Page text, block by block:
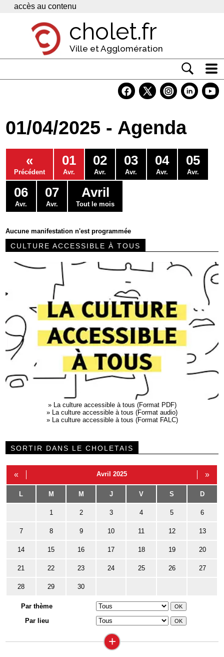
Panneau de gestion des cookies
accès au contenu
cholet.fr
Ville et Agglomération
Economie
Services
Contacts
01/04/2025 - Agenda
«
Précédent
01
Avr.
02
Avr.
03
Avr.
04
Avr.
05
Avr.
06
Avr.
07
Avr.
Avril
Tout le mois
Aucune manifestation n'est programmée
CULTURE ACCESSIBLE À TOUS
»
La culture accessible à tous (Format PDF)
»
La culture accessible à tous (Format audio)
»
La culture accessible à tous (Format FALC)
SORTIR DANS LE CHOLETAIS
« Avril 2025 »
L M M J V S D
1 2 3 4 5 6
7 8 9 10 11 12 13
14 15 16 17 18 19 20
21 22 23 24 25 26 27
28 29 30
Par thème
Par lieu
+